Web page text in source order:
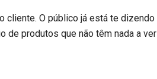
cliente. O público já está te
produtos que não têm nada a